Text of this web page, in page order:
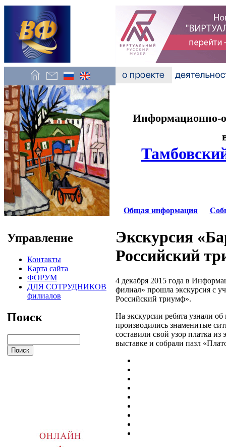
Управление
Контакты
Карта сайта
ФОРУМ
ДЛЯ СОТРУДНИКОВ
филиалов
Поиск
Информационно-
Общая информация
Экскурсия
Российский
4 декабря 2015 года в
филиал» прошла экскурсия с
Российский триумф».
На экскурсии ребята узнали
производились знаменитые
составили свой узор платка
выставке и собрали пазл